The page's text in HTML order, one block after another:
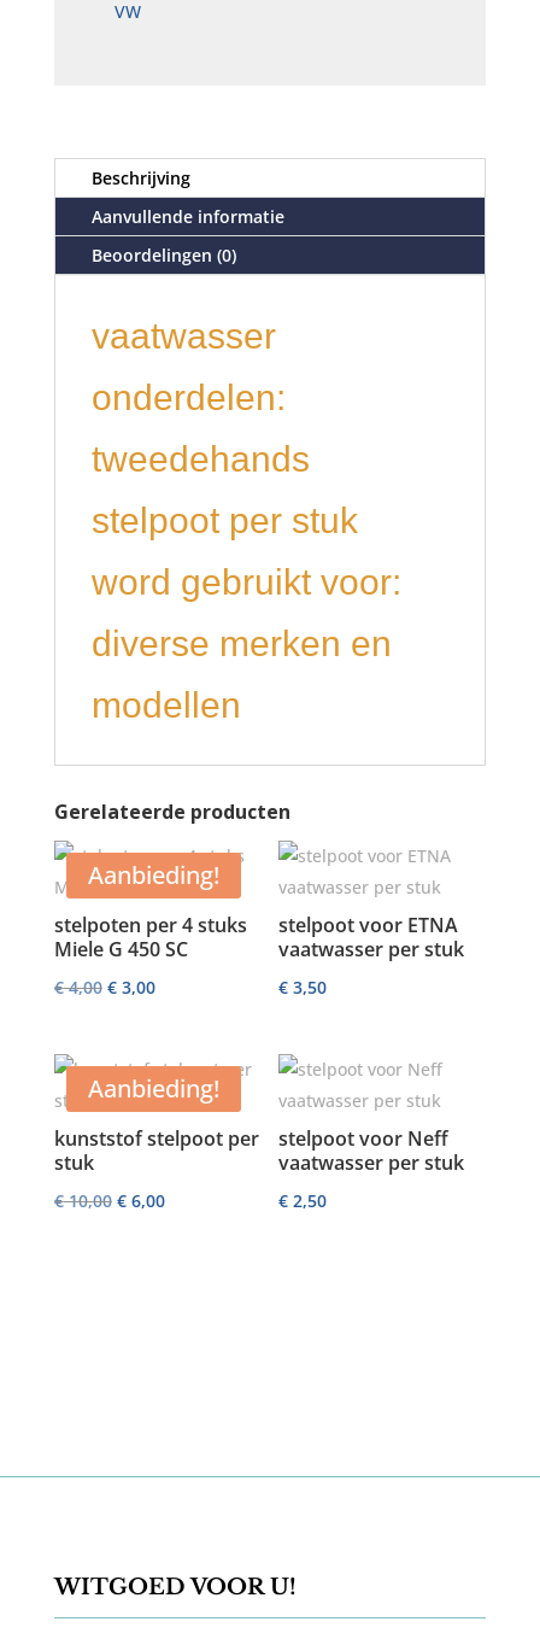
VW
Beschrijving
Aanvullende informatie
Beoordelingen (0)
vaatwasser
onderdelen:
tweedehands
stelpoot per stuk
word gebruikt voor:
diverse merken en
modellen
Gerelateerde producten
Aanbieding!
stelpoten per 4 stuks
Miele G 450 SC
€4,00 Oorspronkelijke
€ 4,00.
€3,00Huidige
€ 3,00.
stelpoot voor ETNA
vaatwasser per stuk
€ 3,50
Aanbieding!
kunststof stelpoot per
stuk
€10,00 Oorspronkelijke
€6,00Huidige
stelpoot voor Neff
vaatwasser per stuk
€ 2,50
WITGOED VOOR U!